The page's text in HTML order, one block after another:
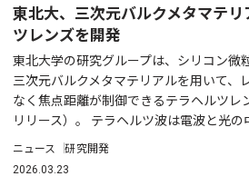
東北大、三次元バルクメタマテ
ツレンズを開発
東北大学の研究グループは、シリコン微
三次元バルクメタマテリアルを用いて、
なく焦点距離が制御できるテラヘルツレ
リリース）。 テラヘルツ波は電波と光
ニュース 研究開発
2026.03.23